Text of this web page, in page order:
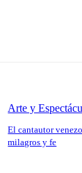
Arte y
El cantautor
milagros y fe